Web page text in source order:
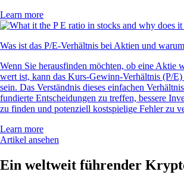
Learn more
Was ist das P/E-Verhältnis bei Aktien und
Wenn Sie herausfinden möchten, ob eine Aktie
wert ist, kann das Kurs-Gewinn-Verhältnis (P/
sein. Das Verständnis dieses einfachen
fundierte Entscheidungen zu treffen, bessere
zu finden und potenziell kostspielige Fehler zu
Learn more
Artikel ansehen
Ein weltweit führender